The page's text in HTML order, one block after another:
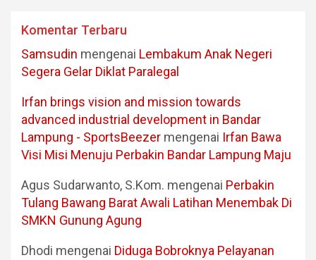
Komentar Terbaru
Samsudin mengenai Lembakum Anak Negeri
Segera Gelar Diklat Paralegal
Irfan brings vision and mission towards
advanced industrial development in Bandar
Lampung - SportsBeezer mengenai Irfan Bawa
Visi Misi Menuju Perbakin Bandar Lampung Maju
Agus Sudarwanto, S.Kom. mengenai Perbakin
Tulang Bawang Barat Awali Latihan Menembak Di
SMKN Gunung Agung
Dhodi mengenai Diduga Bobroknya Pelayanan